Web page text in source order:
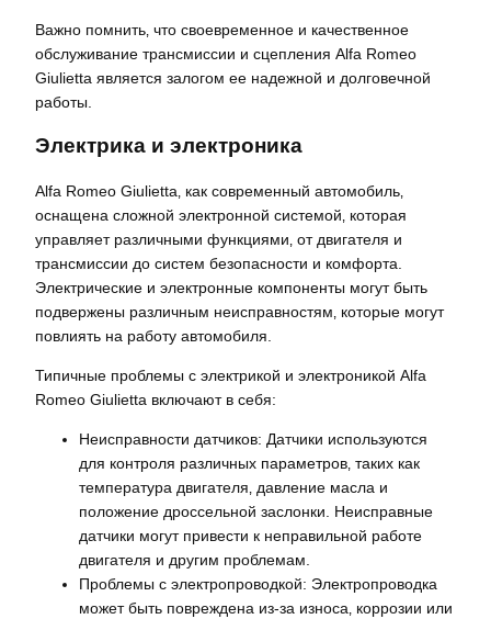
Важно помнить‚ что своевременное и качественное
обслуживание трансмиссии и сцепления Alfa Romeo
Giulietta является залогом ее надежной и долговечной
работы.
Электрика и электроника
Alfa Romeo Giulietta‚ как современный автомобиль‚
оснащена сложной электронной системой‚ которая
управляет различными функциями‚ от двигателя и
трансмиссии до систем безопасности и комфорта.
Электрические и электронные компоненты могут быть
подвержены различным неисправностям‚ которые могут
повлиять на работу автомобиля.
Типичные проблемы с электрикой и электроникой Alfa
Romeo Giulietta включают в себя:
Неисправности датчиков: Датчики используются
для контроля различных параметров‚ таких как
температура двигателя‚ давление масла и
положение дроссельной заслонки. Неисправные
датчики могут привести к неправильной работе
двигателя и другим проблемам.
Проблемы с электропроводкой: Электропроводка
может быть повреждена из-за износа‚ коррозии или